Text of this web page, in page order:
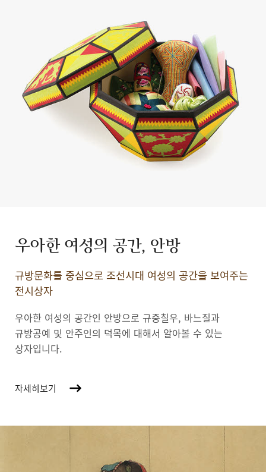
우아한 여성의 공간, 안방
규방문화를 중심으로 조선시대 여성의 공간을 보여주는
전시상자
우아한 여성의 공간인 안방으로 규중칠우, 바느질과
규방공예 및 안주인의 덕목에 대해서 알아볼 수 있는
상자입니다.
자세히보기